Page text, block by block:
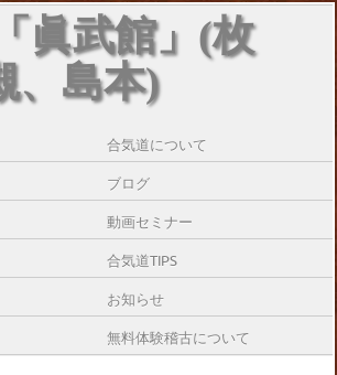
眞武館」(枚
、島本)
合気道について
ブログ
動画セミナー
合気道TIPS
お知らせ
無料体験稽古について